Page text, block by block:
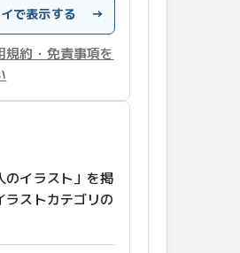
で表示する →
規約・免責事項を
のイラスト」を掲
ラストカテゴリの